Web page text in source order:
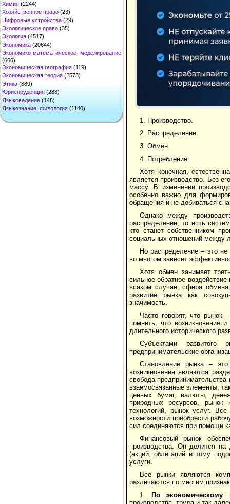
Химия (2244)
Хозяйственное право (23)
Цифровые устройства (29)
Экологическое право (35)
Экология (4517)
Экономика (20644)
Экономико-математическое моделирование
(666)
Экономическая география (119)
Экономическая теория (2573)
Этика (889)
Юриспруденция (288)
Языковедение (148)
Языкознание, филология (1140)
1. Производство.
2. Распределение.
3. Обмен.
4. Потребление.
Хотя конечная,
является производство. Без
массу. В изменении
особенно важно для
обращения и не добиваться
Однако между
распределение, то есть
кто станет собственником
социальных отношений между
Но распределение – это не
во многом зависит
Хотя обмен занимает
сильное обратное
всяком случае, сфера обмена
развитие рынка как
значимость.
Часто говорят, что рынок
помнить, что возникновение
длительного исторического
Субъектами развитого
предпринимательские
Становление рынка – это
возникновения являются
свобода
взаимосвязанные элементы,
ценных бумаг, валюты,
природных ресурсов, рынок
технологий, рынок услуг.
возможности приобрести
сил соединяются при помощи
Финансовый рынок
производства. Он делится
(акций, облигаций и тому
услуги.
Все рынки являются
различаются по многим
1.
По экономическому